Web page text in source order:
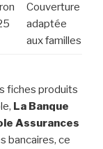
Couverture
adaptée
aux familles
fiches produits
La Banque
Assurances
bancaires, ce